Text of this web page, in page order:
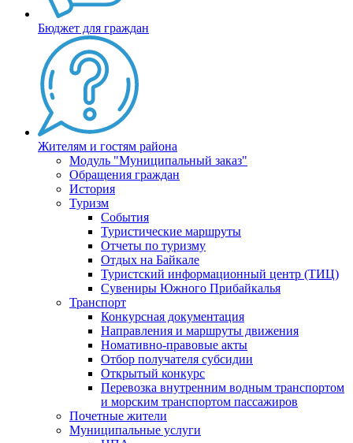
Бюджет для граждан
Жителям и гостям района
Модуль "Муниципальный заказ"
Обращения граждан
История
Туризм
События
Туристические маршруты
Отчеты по туризму
Отдых на Байкале
Туристский информационный центр (ТИЦ)
Сувениры Южного Прибайкалья
Транспорт
Конкурсная документация
Направления и маршруты движения
Номативно-правовые акты
Отбор получателя субсидии
Открытый конкурс
Перевозка внутренним водным транспортом
и морским транспортом пассажиров
Почетные жители
Муниципальные услуги